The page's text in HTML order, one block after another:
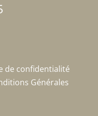
de confidentialité
Générales